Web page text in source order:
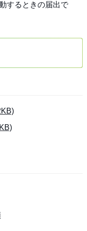
するときの届出で